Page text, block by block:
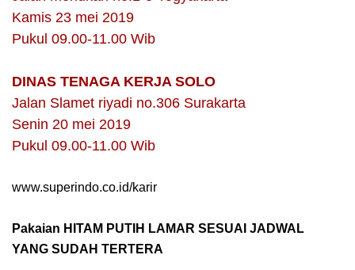
Kamis 23 mei 2019
Pukul 09.00-11.00 Wib
DINAS TENAGA KERJA SOLO
Jalan Slamet riyadi no.306 Surakarta
Senin 20 mei 2019
Pukul 09.00-11.00 Wib
www.superindo.co.id/karir
Pakaian HITAM PUTIH LAMAR SESUAI JADWAL
YANG SUDAH TERTERA